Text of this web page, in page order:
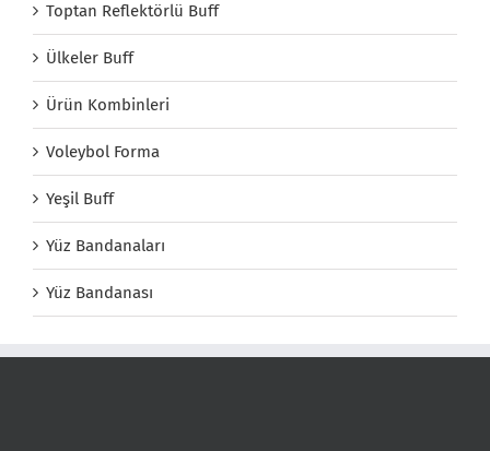
Toptan Reflektörlü Buff
Ülkeler Buff
Ürün Kombinleri
Voleybol Forma
Yeşil Buff
Yüz Bandanaları
Yüz Bandanası